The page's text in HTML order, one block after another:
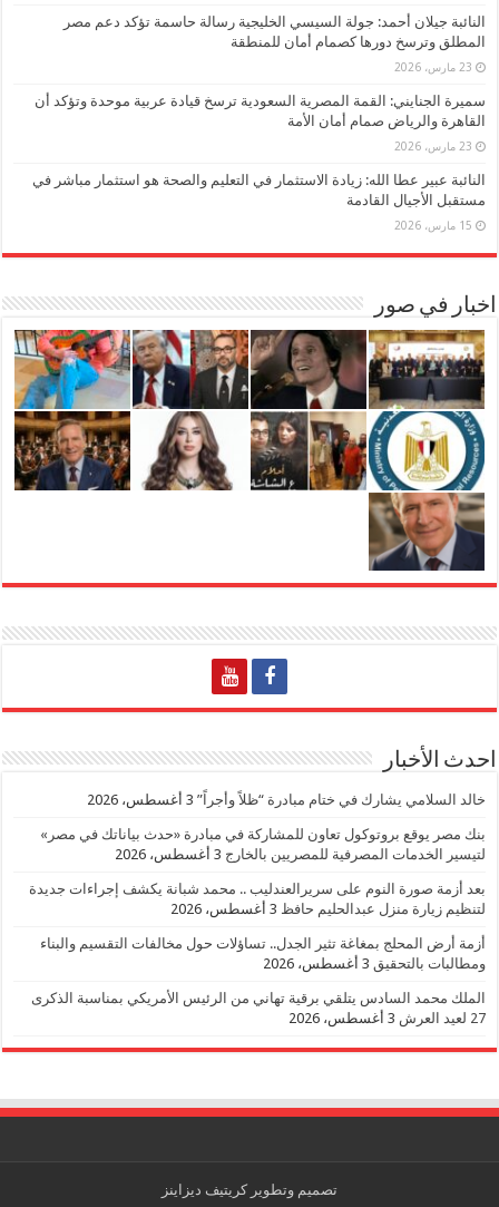
النائبة جيلان أحمد: جولة السيسي الخليجية رسالة حاسمة تؤكد دعم مصر
المطلق وترسخ دورها كصمام أمان للمنطقة
23 مارس، 2026
سميرة الجنايني: القمة المصرية السعودية ترسخ قيادة عربية موحدة وتؤكد أن
القاهرة والرياض صمام أمان الأمة
23 مارس، 2026
النائبة عبير عطا الله: زيادة الاستثمار في التعليم والصحة هو استثمار مباشر في
مستقبل الأجيال القادمة
15 مارس، 2026
اخبار في صور
احدث الأخبار
خالد السلامي يشارك في ختام مبادرة “ظلاً وأجراً” 3 أغسطس، 2026
بنك مصر يوقع بروتوكول تعاون للمشاركة في مبادرة «حدث بياناتك في مصر»
لتيسير الخدمات المصرفية للمصريين بالخارج 3 أغسطس، 2026
بعد أزمة صورة النوم على سريرالعندليب .. محمد شبانة يكشف إجراءات جديدة
لتنظيم زيارة منزل عبدالحليم حافظ 3 أغسطس، 2026
أزمة أرض المحلج بمغاغة تثير الجدل.. تساؤلات حول مخالفات التقسيم والبناء
ومطالبات بالتحقيق 3 أغسطس، 2026
الملك محمد السادس يتلقي برقية تهاني من الرئيس الأمريكي بمناسبة الذكرى
27 لعيد العرش
3 أغسطس، 2026
تصميم وتطويركريتيف ديزاينز